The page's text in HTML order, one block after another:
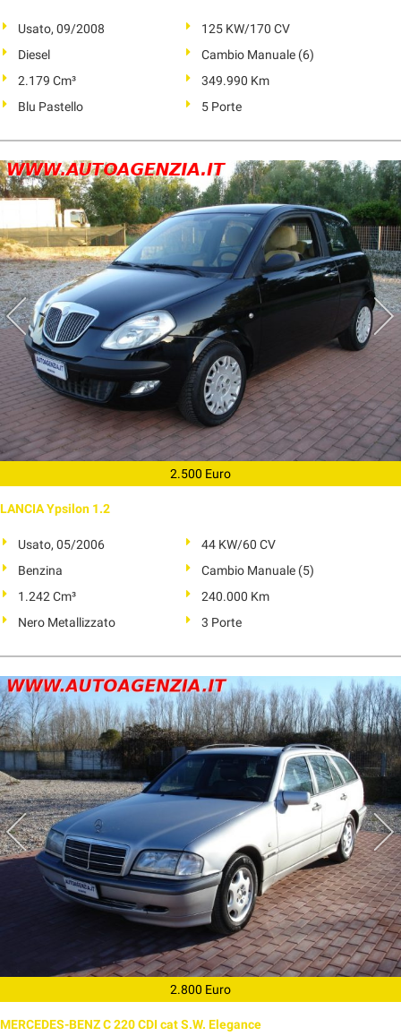
Usato, 09/2008
125 KW/170 CV
Diesel
Cambio Manuale (6)
2.179 Cm³
349.990 Km
Blu Pastello
5 Porte
2.500 Euro
LANCIA Ypsilon 1.2
Usato, 05/2006
44 KW/60 CV
Benzina
Cambio Manuale (5)
1.242 Cm³
240.000 Km
Nero Metallizzato
3 Porte
2.800 Euro
MERCEDES-BENZ C 220 CDI cat S.W. Elegance